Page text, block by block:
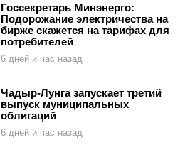
Госсекретарь Минэнерго:
Подорожание электричества на
бирже скажется на тарифах для
потребителей
6 дней и час назад
Чадыр-Лунга запускает третий
выпуск муниципальных
облигаций
6 дней и час назад